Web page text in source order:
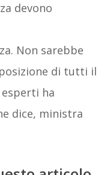
devono
Non sarebbe
di tutti il
ha
dice, ministra